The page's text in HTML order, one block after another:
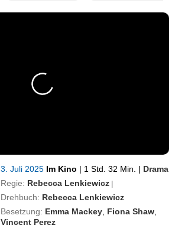
3. Juli 2025 Im Kino | 1 Std. 32 Min. | Drama
Regie: Rebecca Lenkiewicz |
Drehbuch: Rebecca Lenkiewicz
Besetzung: Emma Mackey Fiona Shaw
Vincent Perez